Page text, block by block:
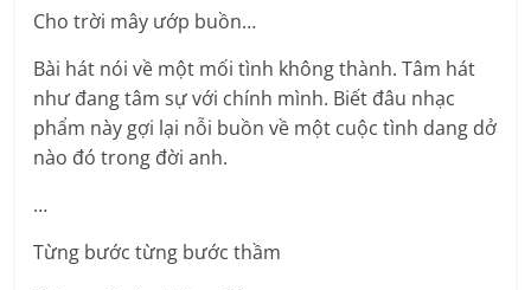
Cho trời mây ướp buồn…
Bài hát nói về một mối tình không thành. Tâm hát
như đang tâm sự với chính mình. Biết đâu nhạc
phẩm này gợi lại nỗi buồn về một cuộc tình dang dở
nào đó trong đời anh.
…
Từng bước từng bước thầm